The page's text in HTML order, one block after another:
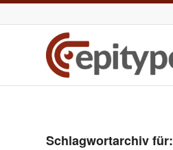
Schlagwortarchiv für: